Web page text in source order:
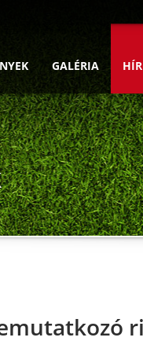
GALÉRIA